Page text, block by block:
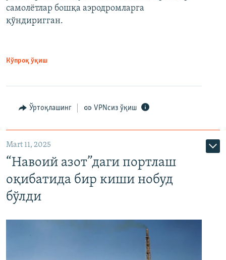
самолётлар бошқа аэродромларга
қўндиригган.
Кўпроқ ўқиш
Ўртоқлашинг VPNсиз ўқиш
Mart 11, 2025
“Навоий азот”даги портлаш
оқибатида бир киши нобуд
бўлди